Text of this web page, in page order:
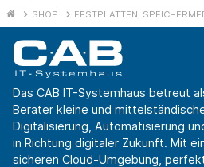
SHOP FESTPLATTEN,
Das CAB IT-Systemhaus betreut
Berater kleine und
Digitalisierung, Automatisierung
in Richtung digitaler Zukunft. Mit
sicheren Cloud-Umgebung,